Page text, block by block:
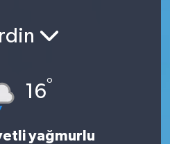
16°
yağmurlu